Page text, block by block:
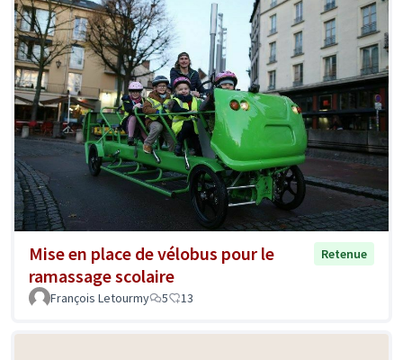
Mise en place de vélobus pour le
ramassage scolaire
Retenue
François Letourmy 5 13